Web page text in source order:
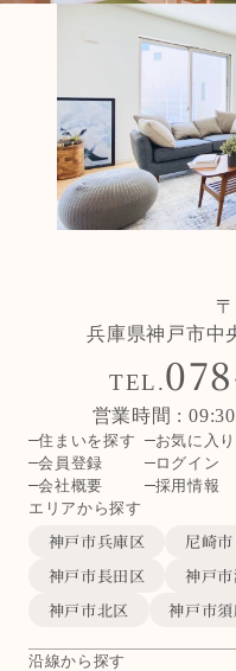
兵庫県神戸市中
TEL.
営業時間 :
住まいを探す お気に入り
会員登録
ログイン
会社概要
採用情報
エリアから探す
神戸市兵庫区 尼崎市
神戸市長田区
神戸
神戸市北区
神戸市
沿線から探す